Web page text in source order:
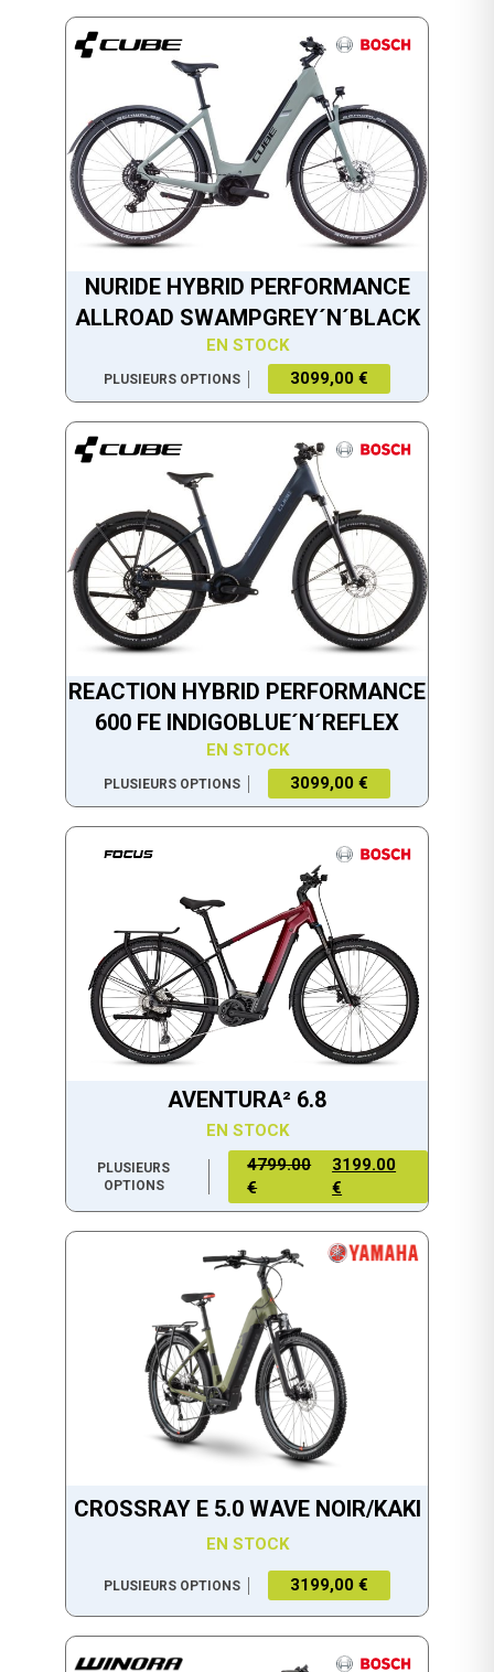
NURIDE HYBRID PERFORMANCE
ALLROAD SWAMPGREY´N´BLACK
EN STOCK
PLUSIEURS OPTIONS 3099,00 €
REACTION HYBRID PERFORMANCE
600 FE INDIGOBLUE´N´REFLEX
EN STOCK
PLUSIEURS OPTIONS 3099,00 €
AVENTURA² 6.8
EN STOCK
PLUSIEURS
OPTIONS
4799.00
€
3199.00
€
CROSSRAY E 5.0 WAVE NOIR/KAKI
EN STOCK
PLUSIEURS OPTIONS 3199,00 €